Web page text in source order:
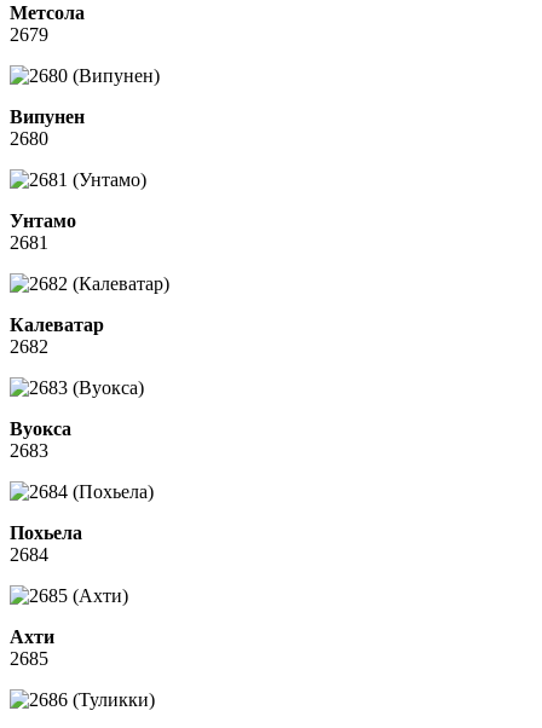
Метсола
2679
Випунен
2680
Унтамо
2681
Калеватар
2682
Вуокса
2683
Похьела
2684
Ахти
2685